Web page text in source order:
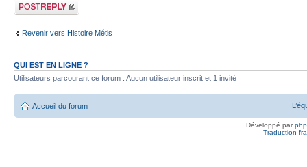
Publier une
réponse
Revenir vers Histoire Métis
QUI EST EN LIGNE ?
Utilisateurs parcourant ce forum : Aucun utilisateur inscrit et 1 invité
Accueil du forum
Développé par
Traduction